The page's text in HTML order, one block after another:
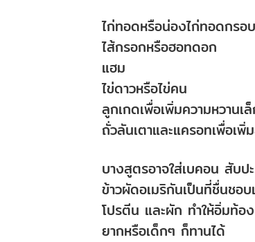
ไก่ทอดหรือน่องไก่ทอดกรอบ
ไส้กรอกหรือฮอทดอก
แฮม
ไข่ดาวหรือไข่คน
ลูกเกดเพื่อเพิ่มความหวานเ
ถั่วลันเตาและแครอทเพื่อเ
บางสูตรอาจใส่เบคอน สับป
ข้าวผัดอเมริกันเป็นที่ชื่นชอบ
โปรตีน และผัก ทำให้อิ่มท้อ
ยากหรือเด็กๆ ก็ทานได้